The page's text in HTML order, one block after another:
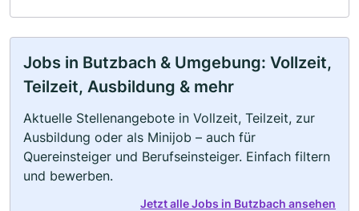
Jobs in Butzbach & Umgebung: Vollzeit,
Teilzeit, Ausbildung & mehr
Aktuelle Stellenangebote in Vollzeit, Teilzeit, zur
Ausbildung oder als Minijob – auch für
Quereinsteiger und Berufseinsteiger. Einfach filtern
und bewerben.
Jetzt alle Jobs in Butzbach ansehen